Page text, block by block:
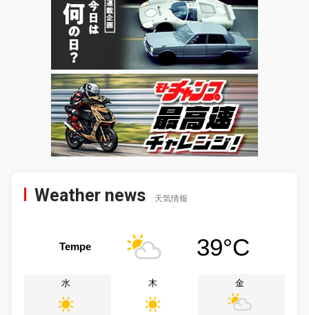
Weather news 天気情報
Tempe 39°C
水 木 金